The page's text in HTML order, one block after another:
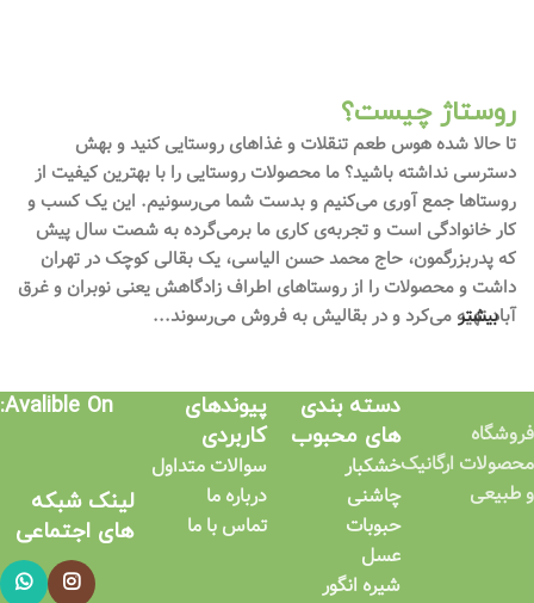
روستاژ چیست؟
تا حالا شده هوس طعم تنقلات و غذاهای روستایی کنید و بهش
دسترسی نداشته باشید؟ ما محصولات روستایی را با بهترین کیفیت از
روستاها جمع آوری می‌کنیم و بدست شما می‌رسونیم. این یک کسب و
کار خانوادگی است و تجربه‌ی کاری ما برمی‌گرده به شصت سال پیش
که پدربزرگمون، حاج محمد حسن الیاسی، یک بقالی کوچک در تهران
داشت و محصولات را از روستاهای اطراف زادگاهش یعنی نوبران و غرق
آباد تهیه می‌کرد و در بقالیش به فروش می‌رسوند...
بیشتر
فروشگاه
محصولات ارگانیک
و طبیعی
دسته بندی
های محبوب
خشکبار
چاشنی
حبوبات
عسل
شیره انگور
پیوندهای
کاربردی​
سوالات متداول
درباره ما
تماس با ما
Avalible On:
لینک شبکه
های اجتماعی​